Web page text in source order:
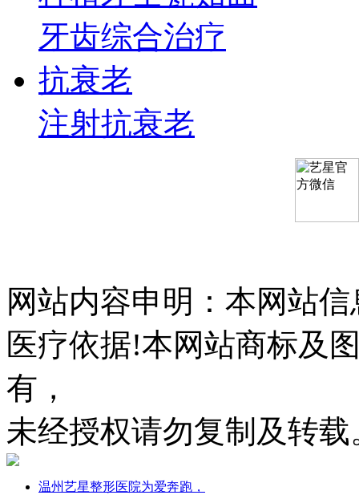
牙齿综合治疗
抗衰老
注射抗衰老
网站内容申明：本网站
医疗依据!本网站商标及
有，
未经授权请勿复制及转
温州艺星整形医院为爱奔跑，